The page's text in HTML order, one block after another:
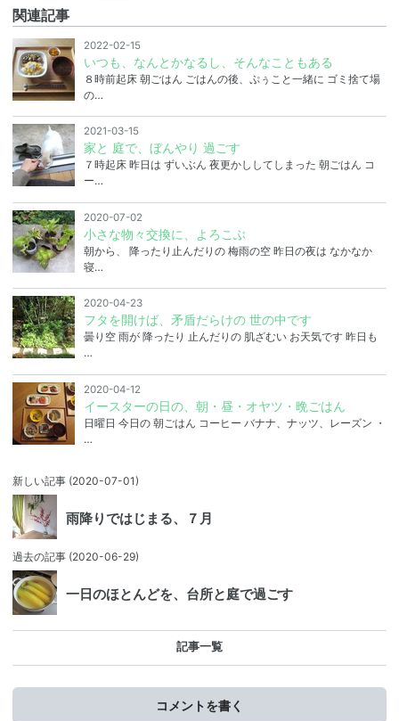
関連記事
2022-02-15
いつも、なんとかなるし、そんなこともある
８時前起床 朝ごはん ごはんの後、ぷぅこと一緒に ゴミ捨て場
の…
2021-03-15
家と 庭で、ぼんやり 過ごす
７時起床 昨日は ずいぶん 夜更かししてしまった 朝ごはん コ
ー…
2020-07-02
小さな物々交換に、よろこぶ
朝から、 降ったり止んだりの 梅雨の空 昨日の夜は なかなか
寝…
2020-04-23
フタを開けば、矛盾だらけの 世の中です
曇り空 雨が 降ったり 止んだりの 肌ざむい お天気です 昨日も
…
2020-04-12
イースターの日の、朝・昼・オヤツ・晩ごはん
日曜日 今日の 朝ごはん コーヒー バナナ、ナッツ、レーズン ・
…
新しい記事 (2020-07-01)
雨降りではじまる、７月
過去の記事 (2020-06-29)
一日のほとんどを、台所と庭で過ごす
記事一覧
コメントを書く